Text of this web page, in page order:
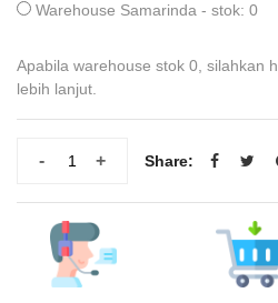
Warehouse Samarinda - stok: 0
Apabila warehouse stok 0, silahkan
lebih lanjut.
+
- Share: